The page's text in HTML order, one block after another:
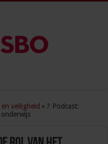
veiligheid » ? Podcast: